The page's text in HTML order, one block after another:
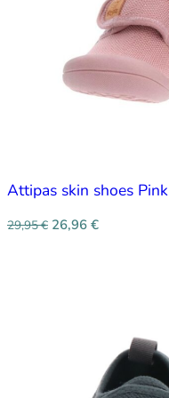
Attipas skin shoes Pink
29,95€ 26,96 €